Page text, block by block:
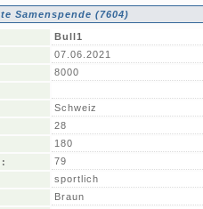
Samenspende (7604)
Bull1
07.06.2021
8000
Schweiz
28
180
79
sportlich
Braun